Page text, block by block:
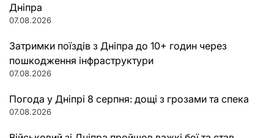
Дніпра
07.08.2026
Затримки поїздів з Дніпра до 10+ годин через
пошкодження інфраструктури
07.08.2026
Погода у Дніпрі 8 серпня: дощі з грозами та спека
07.08.2026